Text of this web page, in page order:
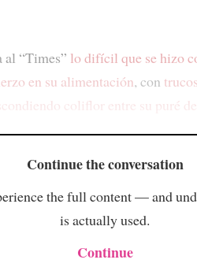
al “Times” lo difícil que se hizo
en su alimentación, con
coliflor entre su puré
Continue the conversation
the full content — and
is actually used.
Continue